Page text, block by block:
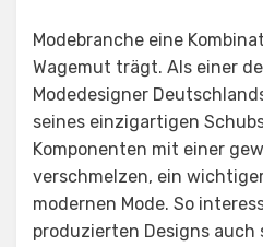
Modebranche eine
Wagemut trägt. Als einer
Modedesigner
seines einzigartigen
Komponenten mit einer
verschmelzen, ein
modernen Mode. So
produzierten Designs auch